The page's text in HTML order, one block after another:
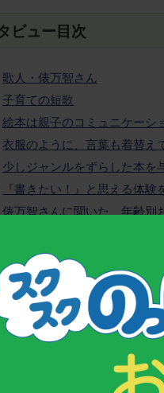
ビュー目次
歌人・俵万智さん
子育ての短歌
絵本は親子のコミュニケーシ
衣服のように、言葉も着替え
少しジャンルをずらした本を
『書きたい！』と思える体験
俵万智さんに聞いた 年齢別
遊びの中で、好奇心の芽を